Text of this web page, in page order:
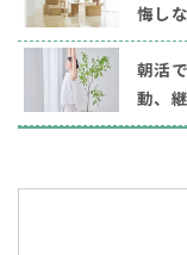
悔し
朝活
動、